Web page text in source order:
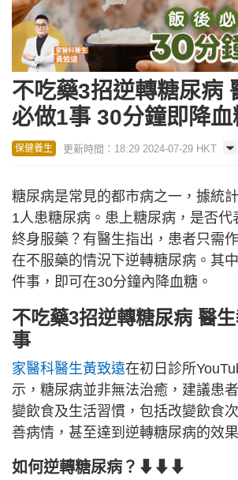
不吃藥3招逆轉糖尿病
必做1事 30分鐘即降血
保健養生 更新時間：18:29 2024-07-29 HKT
糖尿病是常見的都市病之一，據統
1人患糖尿病。患上糖尿病，是否代
終身服藥？有醫生指出，患者只需
在不服藥的情況下逆轉糖尿病。其
件事，即可在30分鐘內降血糖。
不吃藥3招逆轉糖尿病 醫
事
家醫科醫生黃致遠在初日診所
示，糖尿病並非無法治癒，建議患
變飲食及生活習慣，包括改變飲食
善病情，甚至達到逆轉糖尿病的效果
如何逆轉糖尿病？⬇⬇⬇